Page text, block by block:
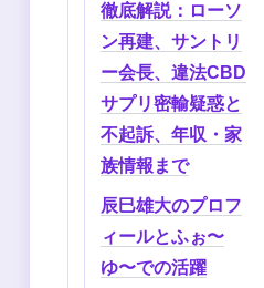
徹底解説：ローソ
ン再建、サントリ
ー会長、違法CBD
サプリ密輸疑惑と
不起訴、年収・家
族情報まで
辰巳雄大のプロフ
ィールとふぉ〜
ゆ〜での活躍